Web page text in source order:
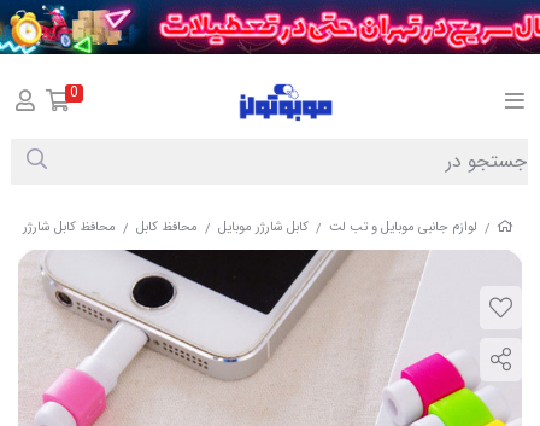
/ لوازم جانبی موبایل و تب لت / کابل شارژر موبایل / محافظ کابل / محافظ کابل شارژر
0